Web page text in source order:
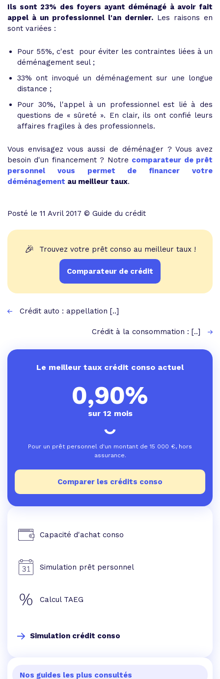
Ils sont 23% des foyers ayant déménagé à avoir fait
appel à un professionnel l'an dernier. Les raisons en
sont variées :
Pour 55%, c'est pour éviter les contraintes liées à un
déménagement seul ;
33% ont invoqué un déménagement sur une longue
distance ;
Pour 30%, l'appel à un professionnel est lié à des
questions de « sûreté ». En clair, ils ont confié leurs
affaires fragiles à des professionnels.
Vous envisagez vous aussi de déménager ? Vous avez
besoin d'un financement ? Notre comparateur de prêt
personnel vous permet de financer votre
déménagement au meilleur taux.
Posté le 11 Avril 2017 © Guide du crédit
🎉 Trouvez votre prêt conso au meilleur taux !
Comparateur de crédit
Crédit auto : appellation [..]
Crédit à la consommation : [..]
Le meilleur taux crédit conso actuel
0,90%
sur 12 mois
Pour un prêt personnel d'un montant de 15 000 €, hors
assurance.
Comparer les crédits conso
Capacité d'achat conso
Simulation prêt personnel
Calcul TAEG
Simulation crédit conso
Nos guides les plus consultés